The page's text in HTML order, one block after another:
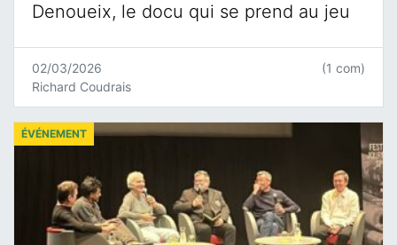
Denoueix, le docu qui se prend au jeu
02/03/2026
Richard Coudrais
(1 com)
ÉVÉNEMENT